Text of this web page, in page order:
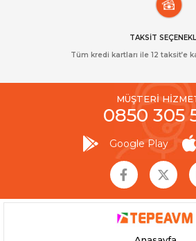
TAKSİT
Tüm kredi kartları ile 12 taksit’e
MÜŞTERİ
0850 305
Google Play